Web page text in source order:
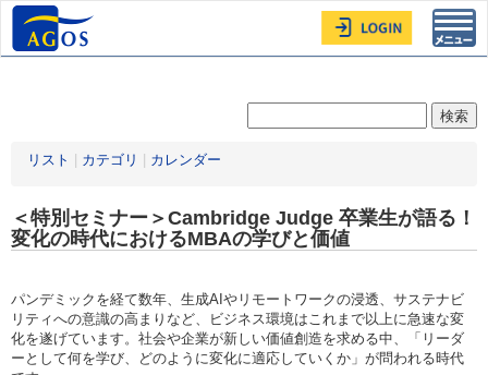
リスト カテゴリ カレンダー
＜特別セミナー＞Cambridge Judge 卒業生が語る！
変化の時代におけるMBAの学びと価値
パンデミックを経て数年、生成AIやリモートワークの浸透、サステナビ
リティへの意識の高まりなど、ビジネス環境はこれまで以上に急速な変
化を遂げています。社会や企業が新しい価値創造を求める中、「リーダ
ーとして何を学び、どのように変化に適応していくか」が問われる時代